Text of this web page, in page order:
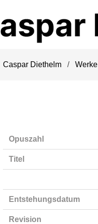
Caspar Diethelm Werke
Opuszahl
Titel
Entstehungsdatum
Revision